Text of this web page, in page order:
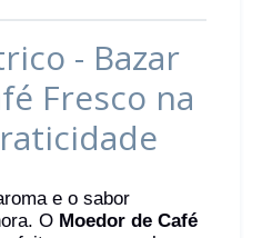
- Bazar
Fresco na
e o sabor
O Moedor de Café